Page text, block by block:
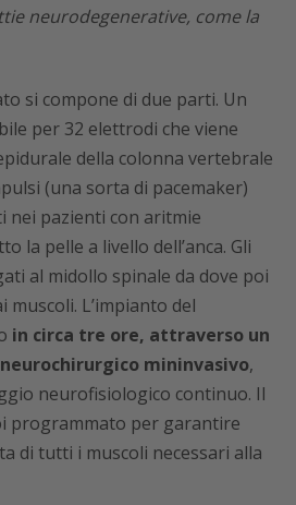
neurodegenerative, come la
si compone di due parti. Un
per 32 elettrodi che viene
della colonna vertebrale
(una sorta di pacemaker)
nei pazienti con aritmie
la pelle a livello dell’anca. Gli
al midollo spinale da dove poi
L’impianto del
in circa tre ore, attraverso un
mininvasivo,
neurofisiologico continuo. Il
programmato per garantire
di tutti i muscoli necessari alla